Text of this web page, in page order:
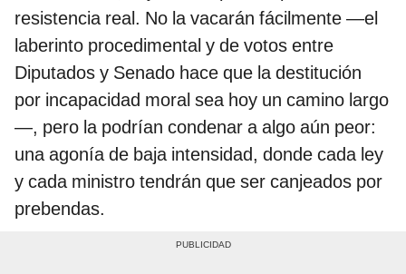
resistencia real. No la vacarán fácilmente —el
laberinto procedimental y de votos entre
Diputados y Senado hace que la destitución
por incapacidad moral sea hoy un camino largo
—, pero la podrían condenar a algo aún peor:
una agonía de baja intensidad, donde cada ley
y cada ministro tendrán que ser canjeados por
prebendas.